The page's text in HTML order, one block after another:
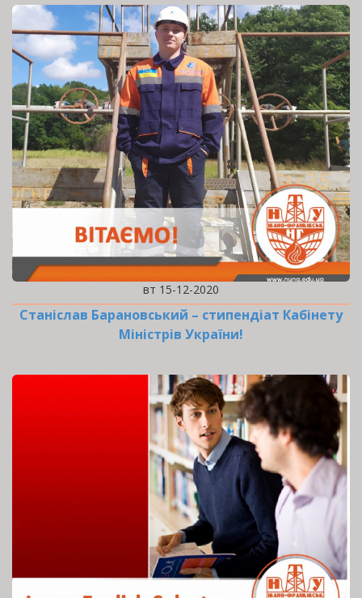
вт 15-12-2020
Станіслав Барановський – стипендіат Кабінету
Міністрів України!